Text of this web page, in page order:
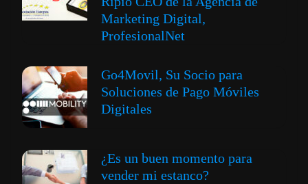
Marketing Digital,
ProfesionalNet
Go4Movil, Su Socio para
Soluciones de Pago Móviles
Digitales
¿Es un buen momento para
vender mi estanco?